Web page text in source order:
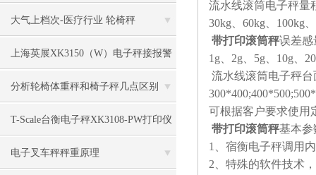
的重点
大气上档次-医疗行业 轮椅秤
上海英展XK3150（W）电子秤接报警
灯资料
分析轮椅体重秤和椅子秤几点区别
T-Scale台衡电子秤XK3108-PW打印仪
表
电子叉车秤秤重原理
流水线滚筒电子秤量
30kg、60kg、100kg
带打印滚筒秤误差感
1g、2g、5g、10g、
流水线滚筒电子秤台
可根据客户要求使用
带打印滚筒秤基本参
1、宿衡电子秤调用
2、特殊的软件技术